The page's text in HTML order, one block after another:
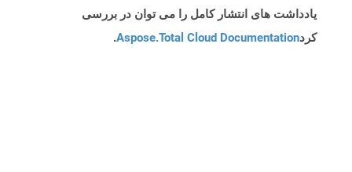
یادداشت های انتشار کامل را می توان در بررسی
کردAspose.Total Cloud Documentation
.